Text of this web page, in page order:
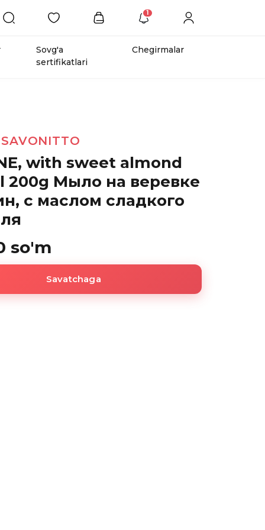
1
Sovg'a
sertifikatlari
Chegirmalar
with sweet almond
200g Мыло на веревке
с маслом сладкого
so'm
Savatchaga